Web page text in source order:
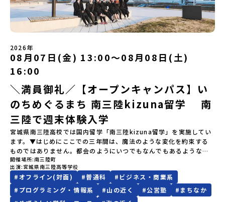
レルギー対応希望にはお応えしかねる場合がございます。対応が必
要な場合は必ず事前にご相談ください。・参加取消や急遽参加でき
なくなった場合について参加決定後の参加お取り消しはご遠慮下さ
い。やむを得ないお取り消しの場合はお早めに事務局までご連絡く
合、以下のルールに沿って対応させていただきます。ご了承くださ
い。プログラム開催日の前日＜7月27日＞から、【キャンセルのご連
絡日：お支払いいただく旅行代金】・21日目にあたる日以前：無
の前日：40％・プログラム開始日当日：50％・ご連絡無しでの不参
加またはプログラム開始後の解除：100％・催行中止について天候な
どの状況等によって開催を見合わせる可能性があります。その場合
は原則、開催日1週間前までにご連絡いたします。又、最少催行人数
に達しなかった場合は、開催日3週間前までに催行中止の旨をメール
にてご連絡いたします。・よくあるご質問その他、よくあるご質問
についてはこちらをご確認ください。運営団体について＜プログラ
ム主催：一般財団法人地域・教育魅力化プラットフォーム＞「意志
ある若者にあふれる持続可能な地域・社会をつくる」というビジョ
ンを掲げ、2017年3月に島根県に設立した教育事業団体です。日本
全国約200の高校と連携しながら、中学卒業後に地域の枠を越えて生
徒一人ひとりの夢や価値観に合った地域・学校で1〜3年間過ごすこ
った場合は、繰り上げ当選者へご連絡させていただきます。登録メ
ールアドレスの変更をご希望の場合は下記の地域みらい留学公式
LINEよりご連絡をお願いします。※受信制限設定をしていると、通
「@miratabi.jp」からのメールを受信できるよう設定をお願いいた
します。※結果に関する個別のお問合せにはお答えしておりません
ので、ご了承ください。・お申し込みについてお申込はお一人様1回
変更はできません。お申込時は、メールアドレスの入力間違いにご
注意ください。・宿泊について１室に複数(同性2～4名程度)で宿泊
いただく予定です。・食事アレルギー対応について個別の詳細なア
レルギー対応希望にはお応えしかねる場合がございます。対応が必
要な場合は必ず事前にご相談ください。・参加取消や急遽参加でき
なくなった場合について参加決定後の参加お取り消しはご遠慮下さ
い。やむを得ないお取り消しの場合はお早めに事務局までご連絡く
ださい。・キャンセルポリシーやむを得ない参加お取り消しの場
合、以下のルールに沿って対応させていただきます。ご了承くださ
い。プログラム開催日の前日＜8月2日＞から、【キャンセルのご連
絡日：お支払いいただく旅行代金】・21日目にあたる日以前：無
料・20日目-8日目：20％・7日目-2日目：30％・プログラム開始日
岩手県八幡平市【実施日程】8月3日（月）〜8月5日（水）※参加が
確定した方には7月9日(木) 18:30～20：00に 「参加者向け事前オ
ンラインセッション」をご案内する予定です。【集合場所・時間】
14:30 解散【対象】中学2年生、中学3年生【宿泊先】ペンションき
らく※1室に複数(同性2～4名程度)で宿泊いただく予定です。【旅行
代金】無料※旅行代金に含まれる費用のうち、以下の内容が無料と
なります：・宿泊費（2泊分）・プログラム内のアクティビティ・体
験費用・一部の食事代*以下の費用は参加者のご負担となります・集
合場所までの往復交通費・お土産代や自由時間の個人飲食費などの
個人的費用【募集人数】最大10名（お申し込み多数の場合は抽選の
上決定）【参加者決定】お申し込み多数の場合は、締め切り後1週間
を目途に当落結果をご連絡いたします。【申し込み締切】6月8日
(月)12：00 から 6月22日(月) 12：00まで疑問も不安もワクワクに
変える！「おためし地域留学」ステップアップ説明会プログラムの
内容を詳しく知りたい方や、お申し込みを迷われている方向けに
Zoomでのオンライン配信を行います。知りたい情報のレベルに合
わせて、以下の2つのステップをご活用ください。【STEP 1】全体
オンライン説明会（アーカイブ動画を公開中！）〜まずは「おため
し地域留学」を知りたい方へ〜日本全国20以上の地域から選んで参
加できる「おためし地域留学」の全体像や魅力について、説明会を
は、地域と連携して「食」を考える「フードデザイン」の授業がお
すすめの一つです。生徒たちが地元の素材を活かしたメニュー開発
を行い、町内の学校給食に「標高給食DAY」としてオリジナル給食
ける活動を行っています。今回のプログラムでは、この取り組みを
行う高校生たちと一緒に夕食づくりを体験。地域の食文化と向き合
っている先輩から直接話を聞くことができます🎵先輩たちとの交流
んな他にはないスペシャルな魅力がギュッと詰まった北海道標津町
でアクティビティをしたり、五感で感じるフィールドワークをしな
がら「雄大な自然と生き物」「伝統的な産業と人々の暮らし」の魅
力に触れ一緒に探求しませんか？体験のおすすめポイント体験プロ
グラム内容（予定）＜１日目＞（PM）「オリエンテーション・自己
紹介ワーク」「サーモン科学館見学」 -「鮭の聖地・しべつ」の歴
史や成り立ちを知る「夕食」 -高校生も一緒にみんなで夕食「1日
目の振り返り会」＜2日目＞（AM）「 ポー川史跡公園散策または渓
流釣り体験」 -1万年前の縄文文化に触れる -渓流釣りで自然を満
喫（PM）「地引網体験」 -地元の方との交流「自由時間：海の公
園で高校生とあそぶ！かたる！」 -高校生との交流「みんなで
BBQ・花火大会」 -さらにまちの人たちと交流＜3日目＞（AM）
2026年
08月07日(金) 13:00〜08月08日(土)
16:00
＼満員御礼／【オープンキャンパス】い
のちめぐるまち 南三陸kizuna留学 南
三陸で週末体験入学
宮城県南三陸高校では国内留学「南三陸kizuna留学」を実施してい
ます。▼はじめにここでの三年間は、魔法のような変化を約束する
ものではありません。都会のようにいつでもなんでもあるような便
利さではないし、冬の寒さは少し厳しいかもしれません。何かにチ
ャレンジしようと思えば、壁にぶつかることだってあるはずです。
正直に言えば、ここは至れり尽くせりの環境ではありません。学校
のなかでも、学びのフィールドとなる南三陸町でも、日々試行錯誤
が続いています。それでも、私たちは知っています。この「ままなら
開催場所 南三陸町
出演 宮城県南三陸高等学校
#オフライン(対面) #普通科 # ビジネス・商業系
# プログラミング・情報系 #山の近く #公営塾 # まちなか